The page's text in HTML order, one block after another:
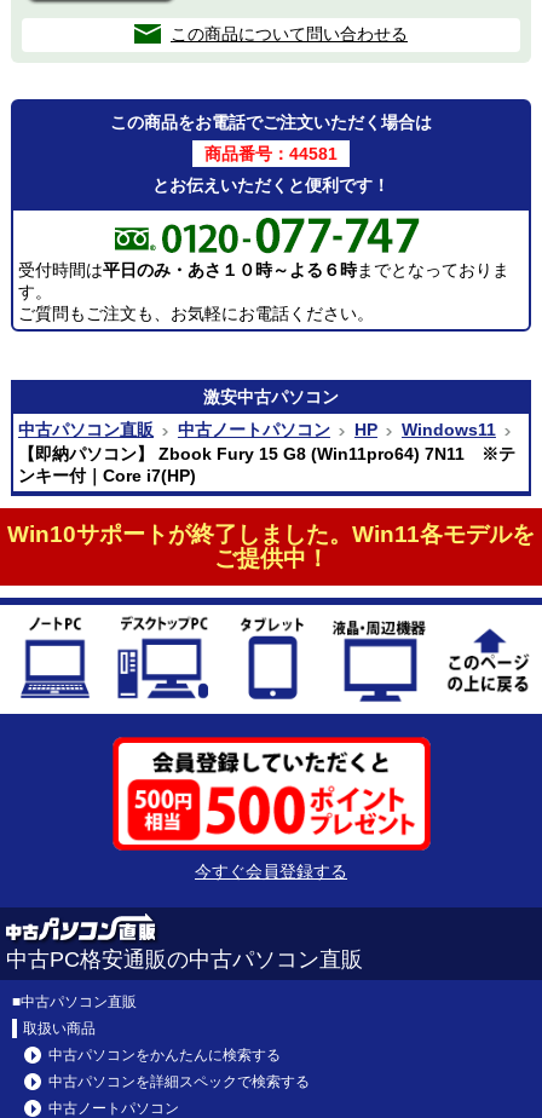
この商品について問い合わせる
この商品をお電話でご注文いただく場合は
商品番号：44581
とお伝えいただくと便利です！
受付時間は平日のみ・あさ１０時～よる６時までとなっておりま
す。
ご質問もご注文も、お気軽にお電話ください。
激安中古パソコン
中古パソコン直販
中古ノートパソコン HP
Windows11
【即納パソコン】 Zbook Fury 15 G8 (Win11pro64) 7N11 ※テ
ンキー付｜Core i7(HP)
Win10サポートが終了しました。Win11各モデルを
ご提供中！
今すぐ会員登録する
中古PC格安通販の中古パソコン直販
■中古パソコン直販
取扱い商品
中古パソコンをかんたんに検索する
中古パソコンを詳細スペックで検索する
中古ノートパソコン